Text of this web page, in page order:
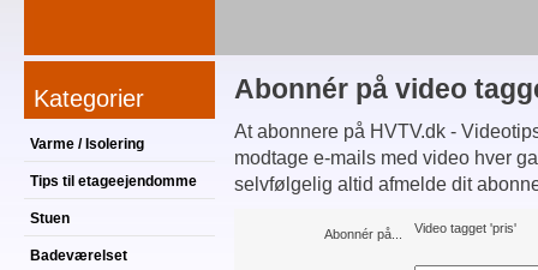
Kategorier
Varme / Isolering
Tips til etageejendomme
Stuen
Badeværelset
Abonnér på video
At abonnere på HVTV.dk -
modtage e-mails med video hver
selvfølgelig altid afmelde dit
Abonnér på... Video tagget 'pris'